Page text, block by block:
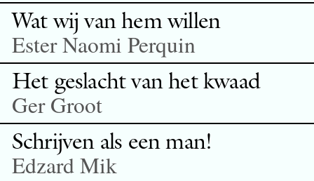
Wat wij van hem willen
Ester Naomi Perquin
Het geslacht van het kwaad
Ger Groot
Schrijven als een man!
Edzard Mik